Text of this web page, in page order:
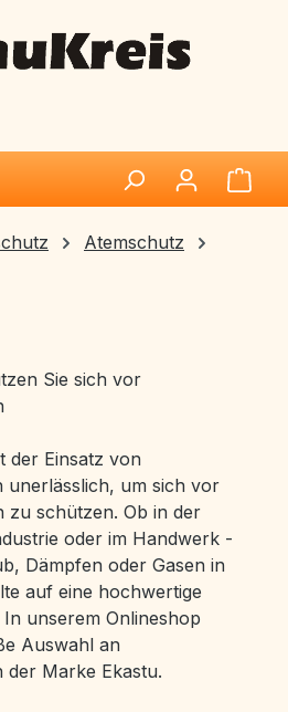
Atemschutz
Sie sich vor
der Einsatz von
unerlässlich, um sich vor
zu schützen. Ob in der
oder im Handwerk -
Dämpfen oder Gasen in
auf eine hochwertige
unserem Onlineshop
Auswahl an
der Marke Ekastu.